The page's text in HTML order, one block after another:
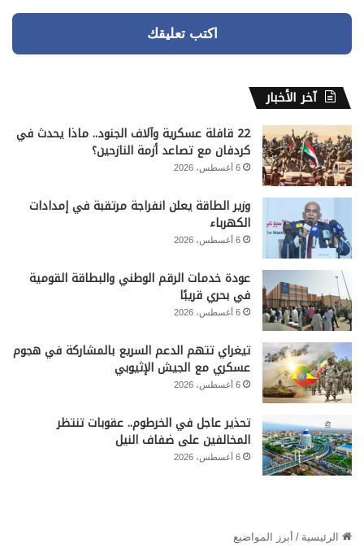
اكتب تعليقك
آخر الأخبار
22 قافلة عسكرية وآلاف الجنود.. ماذا يحدث في
كردفان مع تصاعد أزمة النازحين؟
6 أغسطس، 2026
وزير الطاقة يعلن انفراجة مرتقبة في إمدادات
الكهرباء
6 أغسطس، 2026
عودة خدمات الرقم الوطني والبطاقة القومية
في بحري قريبًا
6 أغسطس، 2026
تيغراي تتهم الدعم السريع بالمشاركة في هجوم
عسكري مع الجيش الإثيوبي
6 أغسطس، 2026
تحذير عاجل في الخرطوم.. عقوبات تنتظر
المخالفين على ضفاف النيل
6 أغسطس، 2026